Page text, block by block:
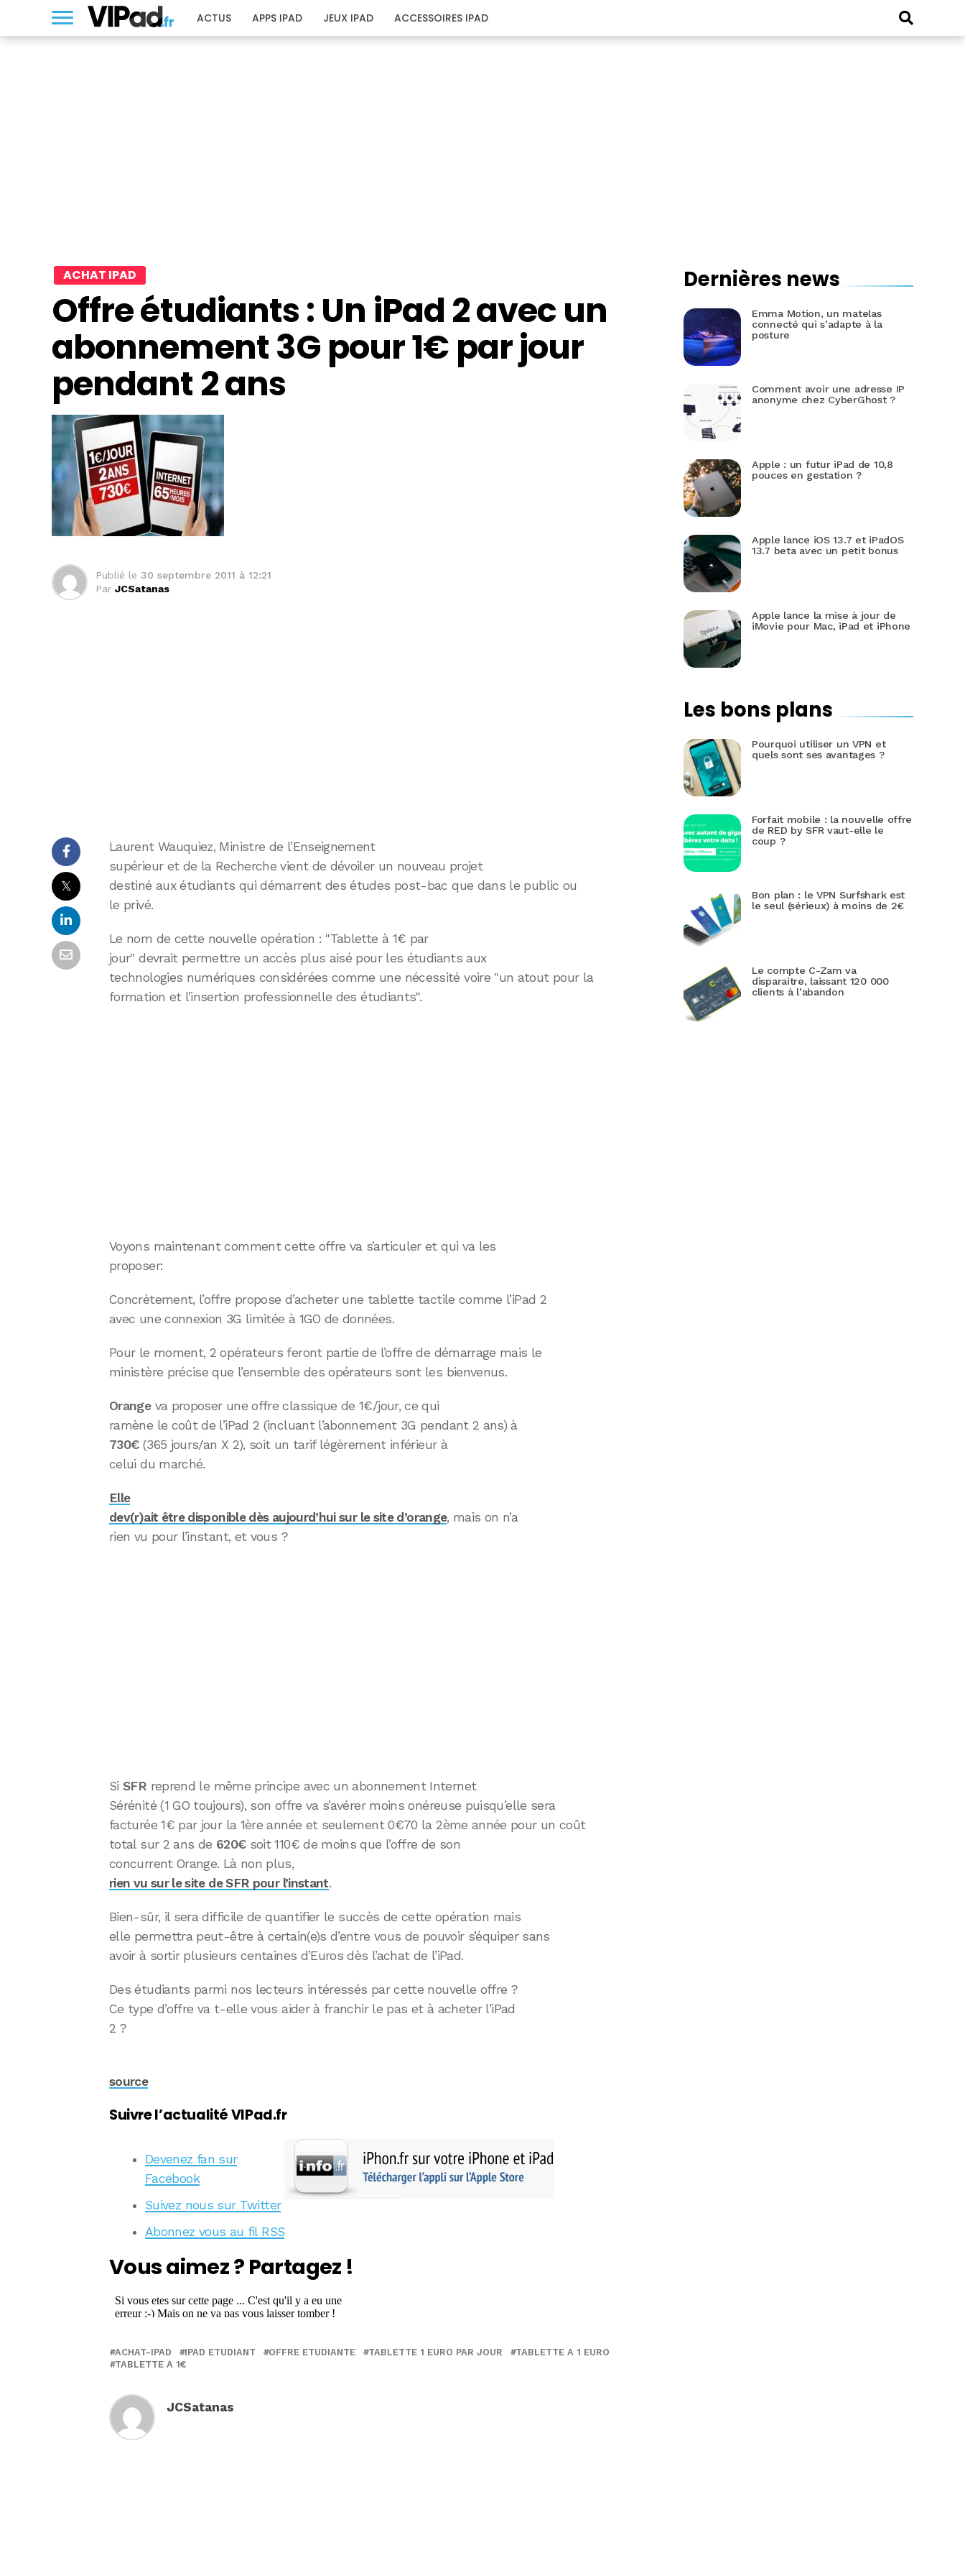
ACTUS APPS IPAD JEUX IPAD ACCESSOIRES IPAD
ACHAT IPAD
Offre étudiants : Un iPad 2 avec un
abonnement 3G pour 1€ par jour
pendant 2 ans
Publié le 30 septembre 2011 à 12:21
Par JCSatanas
𝕏
Laurent Wauquiez, Ministre de l’Enseignement
supérieur et de la Recherche vient de dévoiler un nouveau projet
destiné aux étudiants qui démarrent des études post-bac que dans le public ou
le privé.
Le nom de cette nouvelle opération : "Tablette à 1€ par
jour" devrait permettre un accès plus aisé pour les étudiants aux
technologies numériques considérées comme une nécessité voire "un atout pour la
formation et l’insertion professionnelle des étudiants".
Voyons maintenant comment cette offre va s’articuler et qui va les
proposer:
Concrètement, l’offre propose d’acheter une tablette tactile comme l’iPad 2
avec une connexion 3G limitée à 1GO de données.
Pour le moment, 2 opérateurs feront partie de l’offre de démarrage mais le
ministère précise que l’ensemble des opérateurs sont les bienvenus.
Orangeva proposer une offre classique de 1€/jour, ce qui
ramène le coût de l’iPad 2 (incluant l’abonnement 3G pendant 2 ans) à
730€(365 jours/an X 2), soit un tarif légèrement inférieur à
celui du marché.
Elle
dev(r)ait être disponible dès aujourd’hui sur le site d’orange, mais on n’a
rien vu pour l’instant, et vous ?
SiSFR reprend le même principe avec un abonnement Internet
Sérénité (1 GO toujours), son offre va s’avérer moins onéreuse puisqu’elle sera
facturée 1€ par jour la 1ère année et seulement 0€70 la 2ème année pour un coût
total sur 2 ans de 620€soit 110€ de moins que l’offre de son
concurrent Orange. Là non plus,
rien vu sur le site de SFR pour l’instant.
Bien-sûr, il sera difficile de quantifier le succès de cette opération mais
elle permettra peut-être à certain(e)s d’entre vous de pouvoir s’équiper sans
avoir à sortir plusieurs centaines d’Euros dès l’achat de l’iPad.
Des étudiants parmi nos lecteurs intéressés par cette nouvelle offre ?
Ce type d’offre va t-elle vous aider à franchir le pas et à acheter l’iPad
2 ?
source
Suivre l’actualité VIPad.fr
Devenez fan sur
Facebook
Suivez nous sur Twitter
Abonnez vous au fil RSS
Vous aimez ? Partagez !
ACHAT-IPAD IPAD ETUDIANT OFFRE ETUDIANTE TABLETTE 1 EURO PAR JOUR
TABLETTE A 1 EURO
TABLETTE A 1€
JCSatanas
Dernières news
Emma Motion, un matelas
connecté qui s’adapte à la
posture
Comment avoir une adresse IP
anonyme chez CyberGhost ?
Apple : un futur iPad de 10,8
pouces en gestation ?
Apple lance iOS 13.7 et iPadOS
13.7 beta avec un petit bonus
Apple lance la mise à jour de
iMovie pour Mac, iPad et iPhone
Les bons plans
Pourquoi utiliser un VPN et
quels sont ses avantages ?
Forfait mobile : la nouvelle offre
de RED by SFR vaut-elle le
coup ?
Bon plan : le VPN Surfshark est
le seul (sérieux) à moins de 2€
Le compte C-Zam va
disparaitre, laissant 120 000
clients à l’abandon